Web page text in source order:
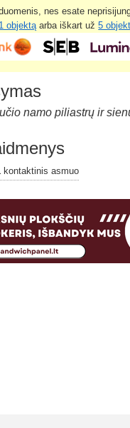
nes esate
1 objektą arba iškart už5
namo piliastrų ir
kontaktinis asmuo